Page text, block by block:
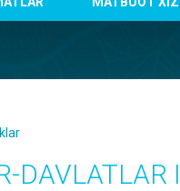
DAVLATLAR